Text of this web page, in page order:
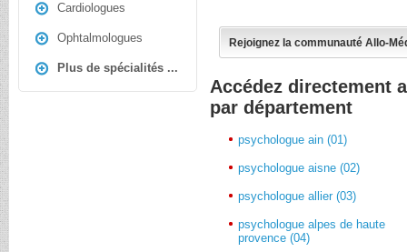
Cardiologues
Ophtalmologues
Plus de spécialités ...
Rejoignez la communauté Allo-
Accédez directement
par département
psychologue ain (01)
psychologue aisne (02)
psychologue allier (03)
psychologue alpes de haute
provence (04)